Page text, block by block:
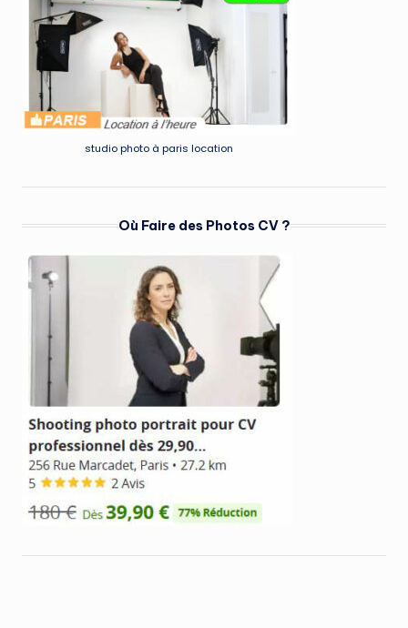
studio photo à paris location
Où Faire des Photos CV ?